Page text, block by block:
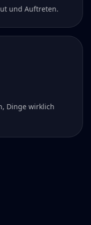
und Auftreten.
Dinge wirklich